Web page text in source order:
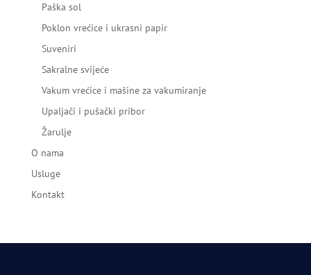
Paška sol
Poklon vrećice i ukrasni papir
Suveniri
Sakralne svijeće
Vakum vrećice i mašine za vakumiranje
Upaljači i pušački pribor
Žarulje
O nama
Usluge
Kontakt